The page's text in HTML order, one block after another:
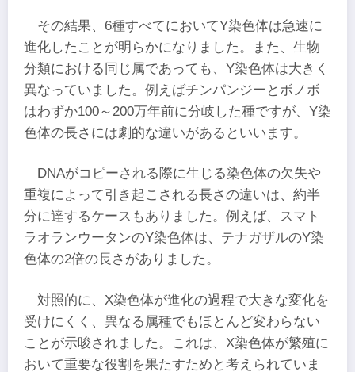
その結果、6種すべてにおいてY染色体は急速に
進化したことが明らかになりました。また、生物
分類における同じ属であっても、Y染色体は大きく
異なっていました。例えばチンパンジーとボノボ
はわずか100～200万年前に分岐した種ですが、Y染
色体の長さには劇的な違いがあるといいます。
DNAがコピーされる際に生じる染色体の欠失や
重複によって引き起こされる長さの違いは、約半
分に達するケースもありました。例えば、スマト
ラオランウータンのY染色体は、テナガザルのY染
色体の2倍の長さがありました。
対照的に、X染色体が進化の過程で大きな変化を
受けにくく、異なる属種でもほとんど変わらない
ことが示唆されました。これは、X染色体が繁殖に
おいて重要な役割を果たすためと考えられていま